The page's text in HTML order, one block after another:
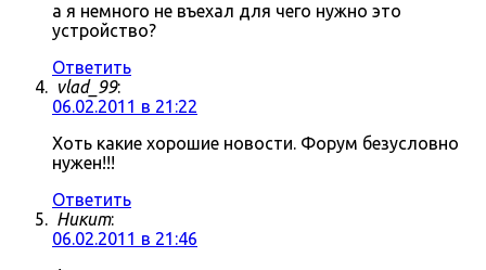
а я немного не въехал для чего нужно это
устройство?
Ответить
vlad_99:
06.02.2011 в 21:22
Хоть какие хорошие новости. Форум безусловно
нужен!!!
Ответить
Никит:
06.02.2011 в 21:46